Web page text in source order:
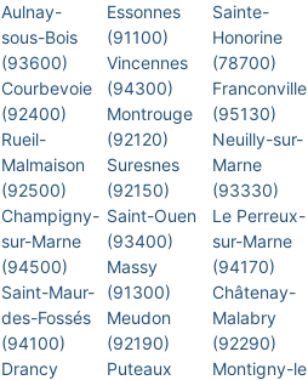
Aulnay-
sous-Bois
(93600)
Courbevoie
(92400)
Rueil-
Malmaison
(92500)
Champigny-
sur-Marne
(94500)
Saint-Maur-
des-Fossés
(94100)
Drancy
Essonnes
(91100)
Vincennes
(94300)
Montrouge
(92120)
Suresnes
(92150)
Saint-Ouen
(93400)
Massy
(91300)
Meudon
(92190)
Puteaux
Sainte-
Honorine
(78700)
Franconville
(95130)
Neuilly-sur-
Marne
(93330)
Le Perreux-
sur-Marne
(94170)
Châtenay-
Malabry
(92290)
Montigny-